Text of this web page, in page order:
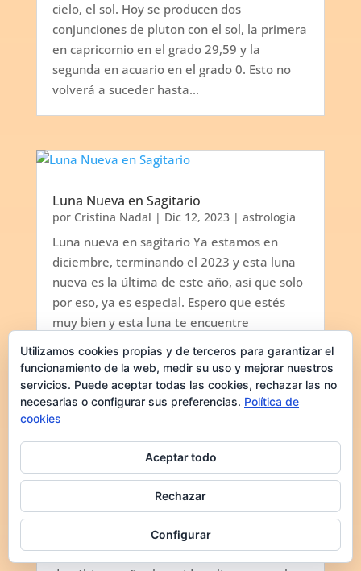
cielo, el sol. Hoy se producen dos
conjunciones de pluton con el sol, la primera
en capricornio en el grado 29,59 y la
segunda en acuario en el grado 0. Esto no
volverá a suceder hasta...
Luna Nueva en Sagitario
por Cristina Nadal | Dic 12, 2023| astrología
Luna nueva en sagitario Ya estamos en
diciembre, terminando el 2023 y esta luna
nueva es la última de este año, asi que solo
por eso, ya es especial. Espero que estés
muy bien y esta luna te encuentre
el próximo año. Esta...
Luna nueva en escorpio
| Nov 13, 2023
Damos la bienvenida a la luna nueva en
escorpio, la primera desde que comenzaron
los eclipses en el eje escorpio-tauro. Estos
Utilizamos cookies propias y de terceros para garantizar el
funcionamiento de la web, medir su uso y mejorar nuestros
servicios. Puede aceptar todas las cookies, rechazar las no
necesarias o configurar sus preferencias. Política de
cookies
Aceptar todo
Rechazar
Configurar